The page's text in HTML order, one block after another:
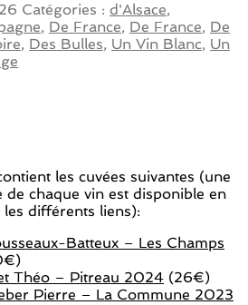
Catégories : d'Alsace,
, De France, De France, De
, Des Bulles, Un Vin Blanc, Un
les cuvées suivantes (une
de chaque vin est disponible en
les différents liens):
Batteux – Les Champs
Théo – Pitreau 2024 (26€)
Pierre – La Commune 2023